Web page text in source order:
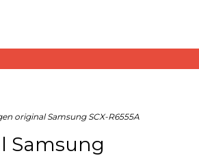
original Samsung SCX-R6555A
Samsung